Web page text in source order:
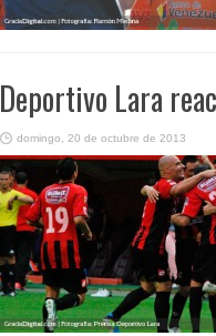
Deportivo Lara
domingo, 20 de octubre de 2013